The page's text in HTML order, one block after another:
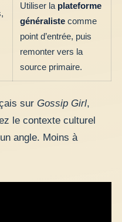
Utiliser la plateforme
généraliste comme
point d’entrée, puis
remonter vers la
source primaire.
sur Gossip Girl,
le contexte culturel
angle. Moins à